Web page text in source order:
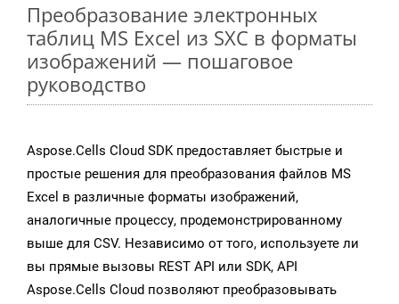
Преобразование электронных
таблиц MS Excel из SXC в форматы
изображений — пошаговое
руководство
Aspose.Cells Cloud SDK предоставляет быстрые и
простые решения для преобразования файлов MS
Excel в различные форматы изображений,
аналогичные процессу, продемонстрированному
выше для CSV. Независимо от того, используете ли
вы прямые вызовы REST API или SDK, API
Aspose.Cells Cloud позволяют преобразовывать